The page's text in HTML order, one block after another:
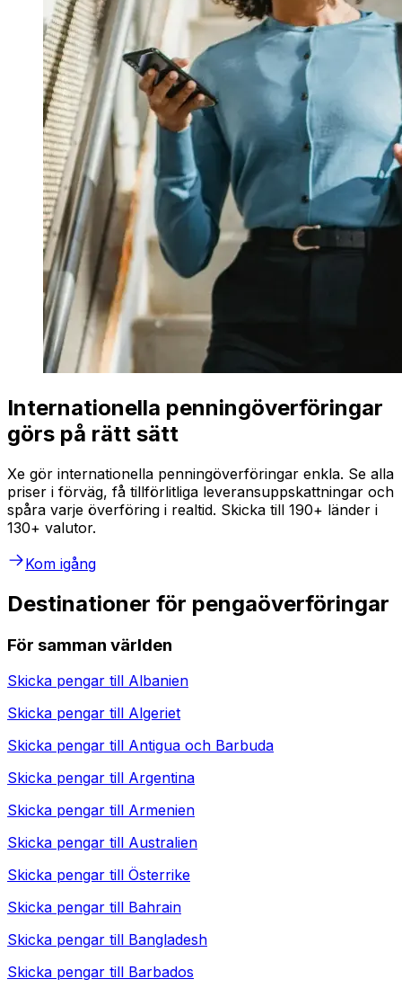
Internationella penningöverföringar
görs på rätt sätt
Xe gör internationella penningöverföringar enkla. Se alla
priser i förväg, få tillförlitliga leveransuppskattningar och
spåra varje överföring i realtid. Skicka till 190+ länder i
130+ valutor.
Kom igång
Destinationer för pengaöverföringar
För samman världen
Skicka pengar till Albanien
Skicka pengar till Algeriet
Skicka pengar till Antigua och Barbuda
Skicka pengar till Argentina
Skicka pengar till Armenien
Skicka pengar till Australien
Skicka pengar till Österrike
Skicka pengar till Bahrain
Skicka pengar till Bangladesh
Skicka pengar till Barbados